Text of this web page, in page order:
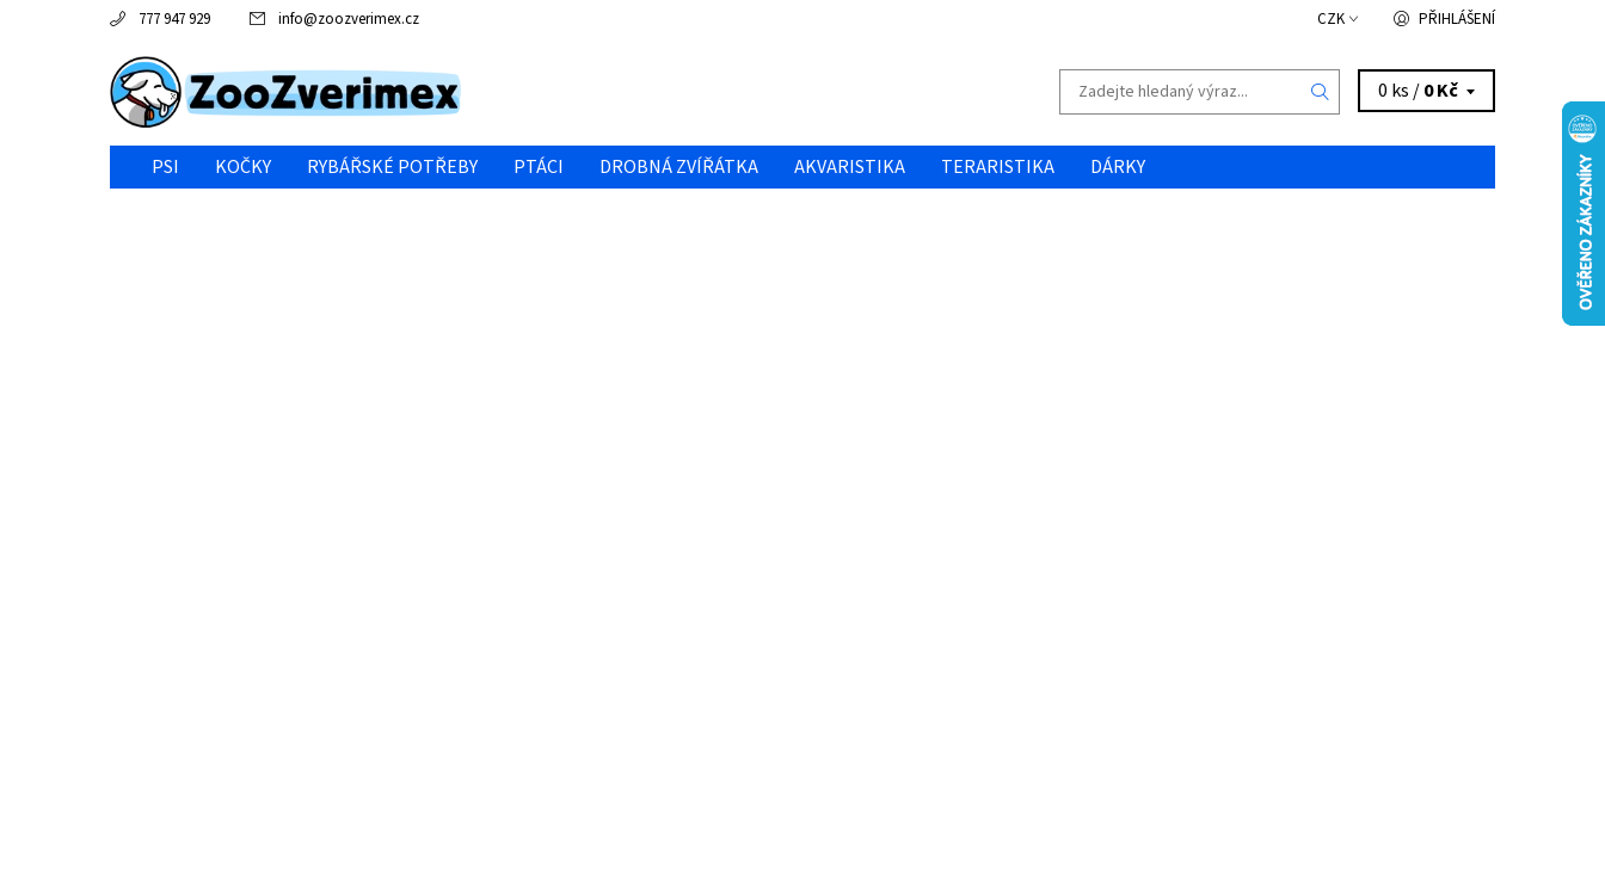
777 947 929 info@zoozverimex.cz CZK PŘIHLÁŠENÍ
0 ks /0 Kč
PSI KOČKY RYBÁŘSKÉ POTŘEBY PTÁCI DROBNÁ ZVÍŘÁTKA AKVARISTIKA TERARISTIKA
DÁRKY